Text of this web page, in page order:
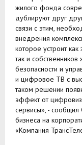
жилого фонда
дублируют друг
связи с этим,
внедрения
которое устроит
так и
безопасности и
и цифровое ТВ с
таком решении
эффект от
сервисы», -
бизнеса на
«Компания